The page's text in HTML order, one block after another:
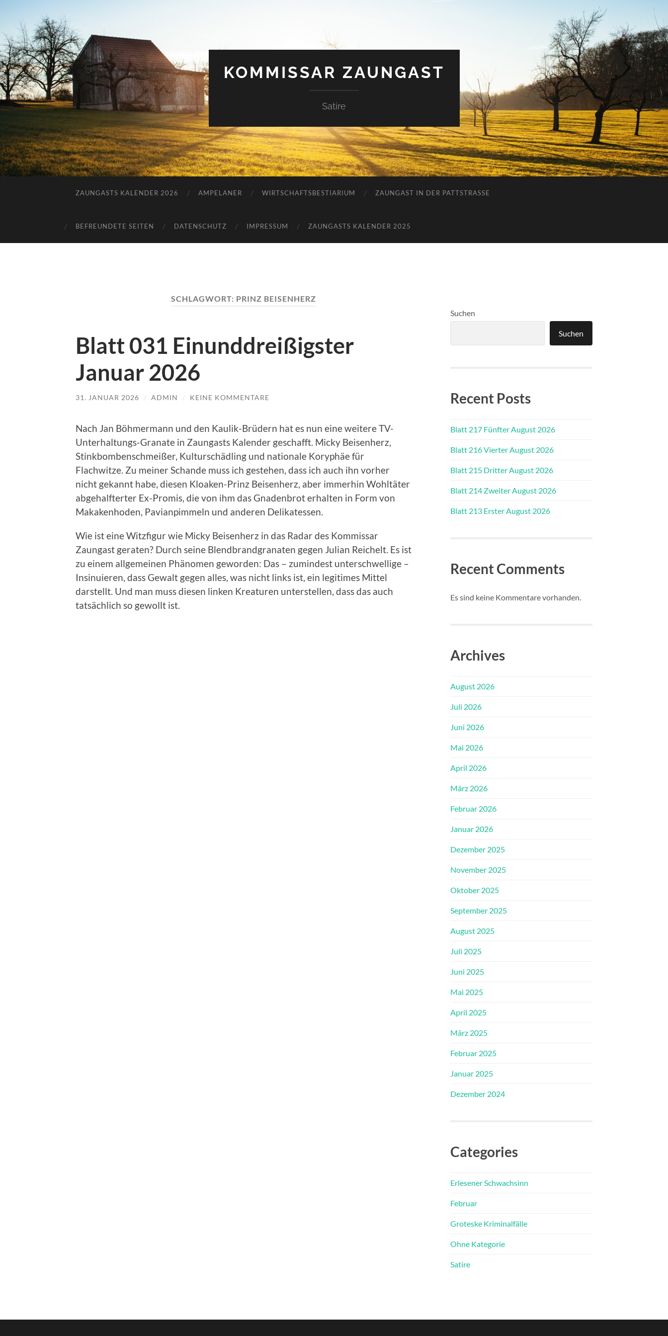
KOMMISSAR ZAUNGAST
Satire
ZAUNGASTS KALENDER 2026 AMPELANER WIRTSCHAFTSBESTIARIUM ZAUNGAST IN DER PATTSTRASSE
BEFREUNDETE SEITEN DATENSCHUTZ IMPRESSUM ZAUNGASTS KALENDER 2025
SCHLAGWORT: PRINZ BEISENHERZ
Blatt 031 Einunddreißigster
Januar 2026
31. JANUAR 2026 / ADMIN / KEINE KOMMENTARE
Nach Jan Böhmermann und den Kaulik-Brüdern hat es nun eine weitere TV-
Unterhaltungs-Granate in Zaungasts Kalender geschafft. Micky Beisenherz,
Stinkbombenschmeißer, Kulturschädling und nationale Koryphäe für
Flachwitze. Zu meiner Schande muss ich gestehen, dass ich auch ihn vorher
nicht gekannt habe, diesen Kloaken-Prinz Beisenherz, aber immerhin Wohltäter
abgehalfterter Ex-Promis, die von ihm das Gnadenbrot erhalten in Form von
Makakenhoden, Pavianpimmeln und anderen Delikatessen.
Wie ist eine Witzfigur wie Micky Beisenherz in das Radar des Kommissar
Zaungast geraten? Durch seine Blendbrandgranaten gegen Julian Reichelt. Es ist
zu einem allgemeinen Phänomen geworden: Das – zumindest unterschwellige –
Insinuieren, dass Gewalt gegen alles, was nicht links ist, ein legitimes Mittel
darstellt. Und man muss diesen linken Kreaturen unterstellen, dass das auch
tatsächlich so gewollt ist.
Suchen
Suchen
Recent Posts
Blatt 217 Fünfter August 2026
Blatt 216 Vierter August 2026
Blatt 215 Dritter August 2026
Blatt 214 Zweiter August 2026
Blatt 213 Erster August 2026
Recent Comments
Es sind keine Kommentare vorhanden.
Archives
August 2026
Juli 2026
Juni 2026
Mai 2026
April 2026
März 2026
Februar 2026
Januar 2026
Dezember 2025
November 2025
Oktober 2025
September 2025
August 2025
Juli 2025
Juni 2025
Mai 2025
April 2025
März 2025
Februar 2025
Januar 2025
Dezember 2024
Categories
Erlesener Schwachsinn
Februar
Groteske Kriminalfälle
Ohne Kategorie
Satire